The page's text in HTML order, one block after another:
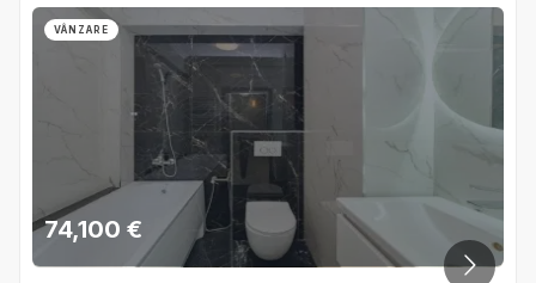
VÂNZARE
74,100 €